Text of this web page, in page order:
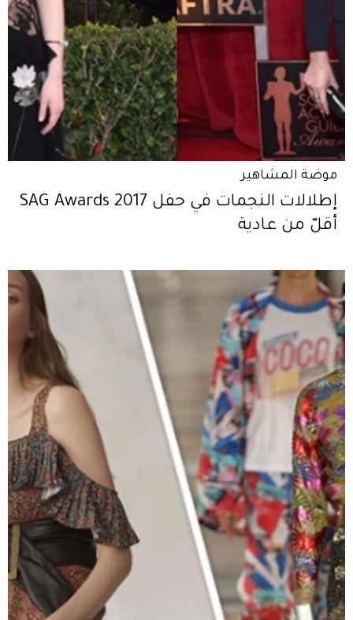
موضة المشاهير
إطلالات النجمات في حفل SAG Awards 2017
أقلّ من عادية